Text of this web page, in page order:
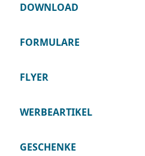
DOWNLOAD
FORMULARE
FLYER
WERBEARTIKEL
GESCHENKE